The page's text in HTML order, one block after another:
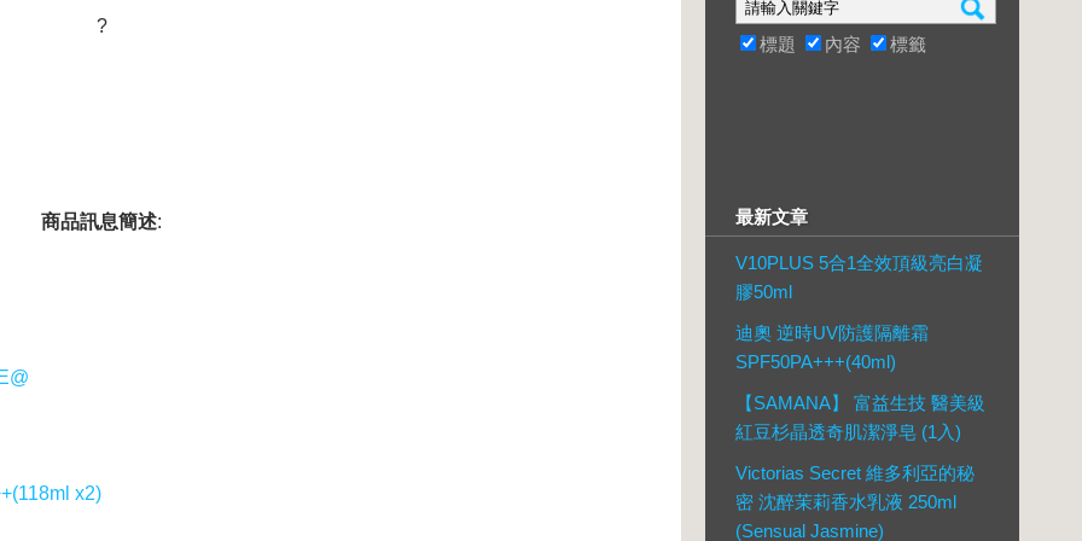
?
商品訊息簡述:
x2)
標題 內容 標籤
最新文章
V10PLUS 5合1全效頂級亮白凝
膠50ml
迪奧 逆時UV防護隔離霜
SPF50PA+++(40ml)
【SAMANA】 富益生技 醫美級
紅豆杉晶透奇肌潔淨皂 (1入)
Victorias Secret 維多利亞的秘
密 沈醉茉莉香水乳液 250ml
(Sensual Jasmine)